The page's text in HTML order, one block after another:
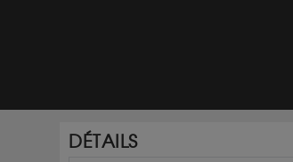
DÉTAILS